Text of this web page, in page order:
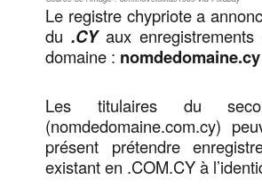
Le registre chypriote a
du.CYaux
domaine : nomdedomaine.cy
Les titulaires du
(nomdedomaine.com.cy)
présent prétendre
existant en .COM.CY à